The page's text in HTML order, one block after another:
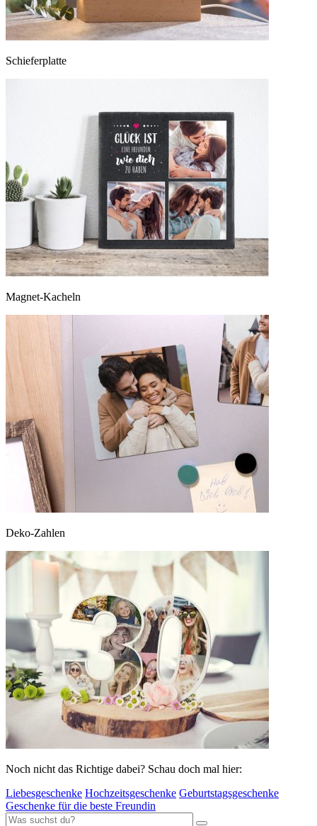
Schieferplatte
Magnet-Kacheln
Deko-Zahlen
Noch nicht das Richtige dabei? Schau doch mal hier:
Liebesgeschenke Hochzeitsgeschenke Geburtstagsgeschenke
Geschenke für die beste Freundin